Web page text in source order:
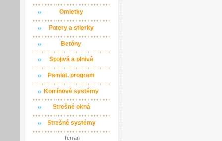
Omietky
Potery a stierky
Betóny
Spojivá a plnivá
Pamiat. program
Komínové systémy
Strešné okná
Strešné systémy
Terran